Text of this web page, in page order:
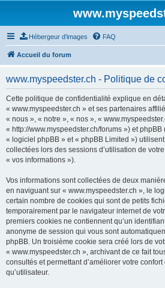
Hébergeur d'images FAQ
Accueil du forum
www.myspeedster.ch - Politique de
Cette politique de confidentialité explique en
« www.myspeedster.ch » et ses partenaires
« nous », « notre », « nos », «
« http://www.myspeedster.ch/forums ») et
« logiciel phpBB » et « phpBB Limited »)
collectées lors des sessions d’utilisation de
« vos informations »).
Vos informations sont collectées de deux
en naviguant sur « www.myspeedster.ch », le
certain nombre de cookies qui sont de petits
temporairement par le navigateur internet de
premiers cookies ne contiennent qu’un
anonyme de session qui vous sont
phpBB. Un troisième cookie sera créé lors de
« www.myspeedster.ch », archivant de ce fait
consultés et permettant d’améliorer votre
qu’utilisateur.